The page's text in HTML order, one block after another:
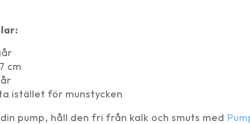
cm
istället för munstycken
pump, håll den fri från kalk och smuts med